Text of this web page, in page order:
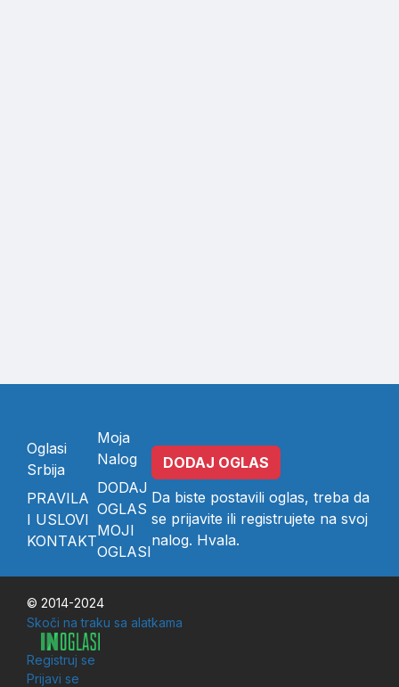
Oglasi
Srbija
PRAVILA
I USLOVI
KONTAKT
Moja
Nalog
DODAJ
OGLAS
MOJI
OGLASI
DODAJ OGLAS
Da biste postavili oglas, treba da
se prijavite ili registrujete na svoj
nalog. Hvala.
© 2014-2024
Skoči na traku sa alatkama
Registruj se
Prijavi se